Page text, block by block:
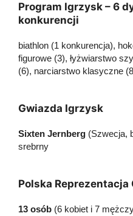
Program Igrzysk – 6
konkurencji
biathlon (1 konkurencja),
figurowe (3), łyżwiarstwo
(6), narciarstwo klasyczne
Gwiazda Igrzysk
Sixten Jernberg (Szwecja,
srebrny
Polska Reprezentacja
13 osób (6 kobiet i 7